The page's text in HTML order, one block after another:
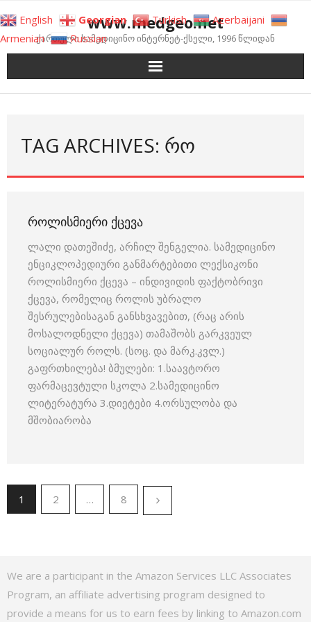
to
content
www.medgeo.net
ქართული სამედიცინო ინტერნეტ-ქსელი, 1996 წლიდან
TAG ARCHIVES: ᲠᲝ
ᲠᲝᲚᲘᲡᲛᲘᲔᲠᲘ ᲥᲪᲔᲕᲐ
ლალი დათეშიძე, არჩილ შენგელია. სამედიცინო
ენციკლოპედიური განმარტებითი ლექსიკონი
როლისმიერი ქცევა – ინდივიდის ფაქტობრივი
ქცევა, რომელიც როლის უბრალო
შესრულებისაგან განსხვავებით, (რაც არის
მოსალოდნელი ქცევა) თამაშობს გარკვეულ
სოციალურ როლს. (სოც. და მარკ.კვლ.)
გაფრთხილება! ბმულები: 1.საავტორო
ფარმაცევტული სკოლა 2.სამედიცინო
ლიტერატურა 3.დიეტები 4.ორსულობა და
მშობიარობა
1 2 … 8
We are a participant in the Amazon Services LLC Associates
Program, an affiliate advertising program designed to
provide a means for us to earn fees by linking to Amazon.com
English Georgian Turkish
Azerbaijani
Armenian
Russian